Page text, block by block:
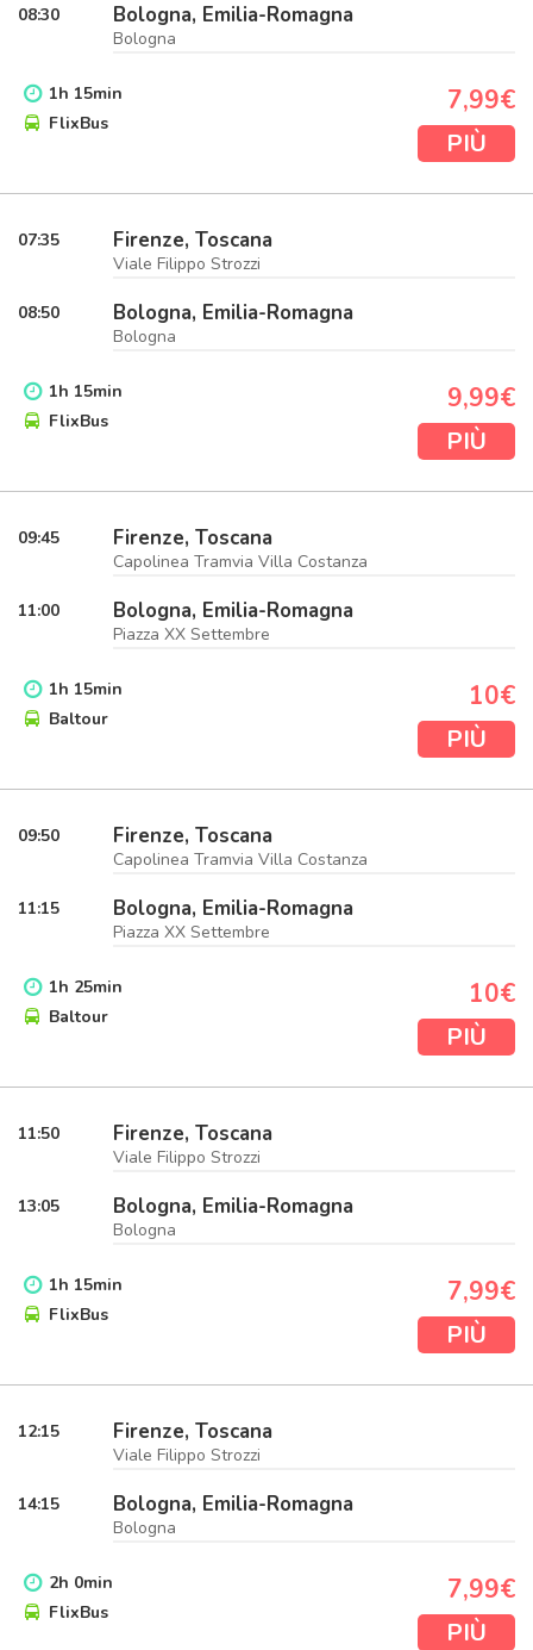
08:30 Bologna, Emilia-Romagna
Bologna
1h 15min
FlixBus
7,99€
PIÙ
07:35 Firenze, Toscana
Viale Filippo Strozzi
08:50 Bologna, Emilia-Romagna
Bologna
1h 15min
FlixBus
9,99€
PIÙ
09:45 Firenze, Toscana
Capolinea Tramvia Villa Costanza
11:00 Bologna, Emilia-Romagna
Piazza XX Settembre
1h 15min
Baltour
10€
PIÙ
09:50 Firenze, Toscana
Capolinea Tramvia Villa Costanza
11:15 Bologna, Emilia-Romagna
Piazza XX Settembre
1h 25min
Baltour
10€
PIÙ
11:50 Firenze, Toscana
Viale Filippo Strozzi
13:05 Bologna, Emilia-Romagna
Bologna
1h 15min
FlixBus
7,99€
PIÙ
12:15 Firenze, Toscana
Viale Filippo Strozzi
14:15 Bologna, Emilia-Romagna
Bologna
2h 0min
FlixBus
7,99€
PIÙ